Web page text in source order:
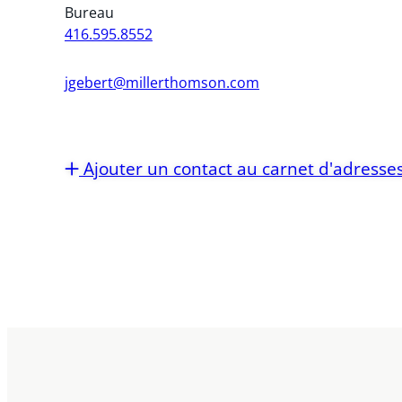
Bureau
416.595.8552
jgebert@millerthomson.com
Ajouter un contact au carnet